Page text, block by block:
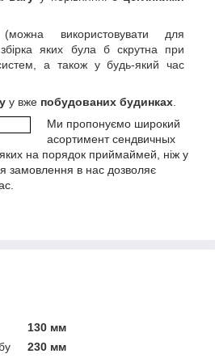
використовувати для
яких була б скрутна при
а також у будь-який час
у вже побудованих будинках
Ми пропонуємо широкий
асортимент сендвичных
на порядок приймаймей, ніж у
замовлення в нас дозволяє
130 мм
230 мм